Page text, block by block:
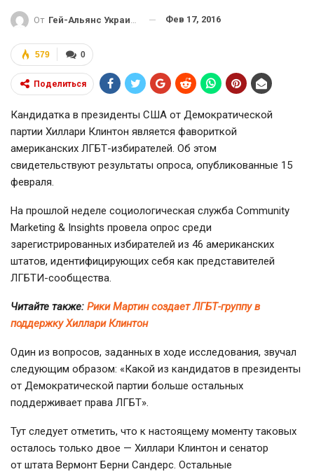
От Гей-Альянс Украина Фев 17, 2016
0
579
Поделиться
Кандидатка в президенты США от Демократической
партии Хиллари Клинтон является фавориткой
американских ЛГБТ-избирателей . Об этом
свидетельствуют результаты опроса, опубликованные 15
февраля.
На прошлой неделе социологическая служба Community
Marketing & Insights провела опрос среди
зарегистрированных избирателей из 46 американских
штатов, идентифицирующих себя как представителей
ЛГБТИ-сообщества
Читайте также: Рики Мартин создает ЛГБТ-группу в
поддержку Хиллари Клинтон
Один из вопросов, заданных в ходе исследования, звучал
следующим образом: «Какой из кандидатов в президенты
от Демократической партии больше остальных
поддерживает права ЛГБТ».
Тут следует отметить, что к настоящему моменту таковых
осталось только двое — Хиллари Клинтон и сенатор
от штата Вермонт Берни Сандерс. Остальные